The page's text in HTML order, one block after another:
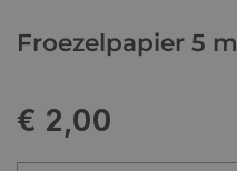
Froezelpapier 5 m
€ 2,00